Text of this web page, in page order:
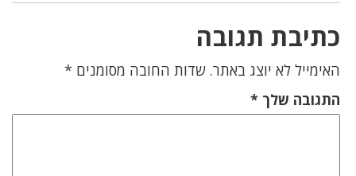
כתיבת תגובה
האימייל לא יוצג באתר. שדות החובה מסומנים *
התגובה שלך *